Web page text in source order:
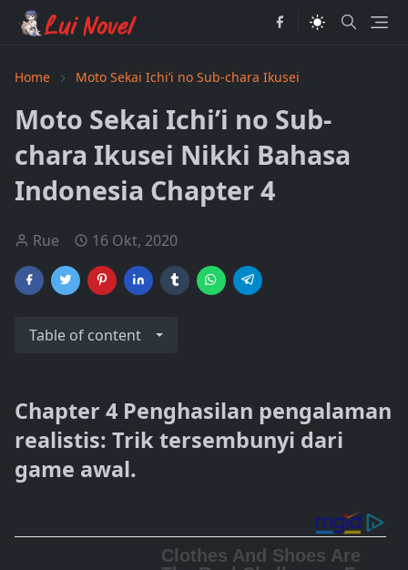
Home Moto Sekai Ichi’i no Sub-chara Ikusei
Moto Sekai Ichi’i no Sub-
chara Ikusei Nikki Bahasa
Indonesia Chapter 4
Rue 16 Okt, 2020
Table of content
Chapter 4 Penghasilan pengalaman
realistis: Trik tersembunyi dari
game awal.